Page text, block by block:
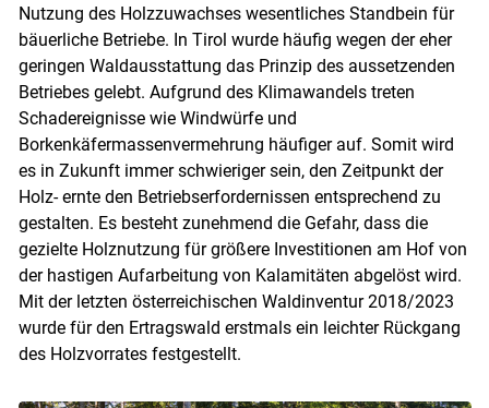
Skip to main content
Nutzung des Holzzuwachses wesentliches Standbein für
bäuerliche Betriebe. In Tirol wurde häufig wegen der eher
geringen Waldausstattung das Prinzip des aussetzenden
Betriebes gelebt. Aufgrund des Klimawandels treten
Schadereignisse wie Windwürfe und
Borkenkäfermassenvermehrung häufiger auf. Somit wird
es in Zukunft immer schwieriger sein, den Zeitpunkt der
Holz- ernte den Betriebserfordernissen entsprechend zu
gestalten. Es besteht zunehmend die Gefahr, dass die
gezielte Holznutzung für größere Investitionen am Hof von
der hastigen Aufarbeitung von Kalamitäten abgelöst wird.
Mit der letzten österreichischen Waldinventur 2018/2023
wurde für den Ertragswald erstmals ein leichter Rückgang
des Holzvorrates festgestellt.